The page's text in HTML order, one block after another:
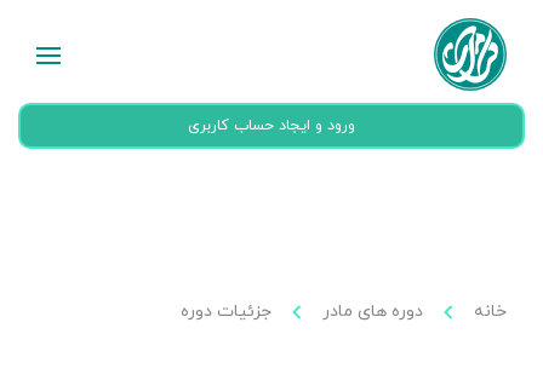
ورود و ایجاد حساب کاربری
خانه دوره های مادر جزئیات دوره